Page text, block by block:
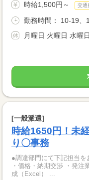
時給1,500円～ 交通
勤務時間： 10-19、
月曜日 火曜日 水曜
[一般派遣]
時給1650円！未
り〇事務
●調達部門にて下記担当をお任せします ・サ
・価格・納期交渉 ・発注
成（Excel） ...